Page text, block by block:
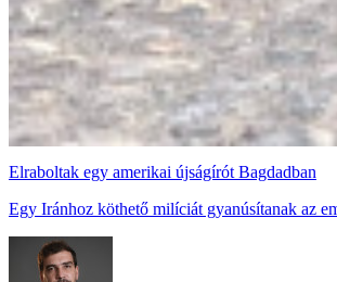
Elraboltak egy amerikai újságírót Bagdadban
Egy Iránhoz köthető milíciát gyanúsítanak az